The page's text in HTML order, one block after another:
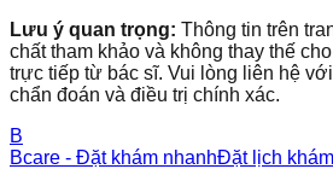
Lưu ý quan trọng: Thông tin trên
chất tham khảo và không thay thế
trực tiếp từ bác sĩ. Vui lòng liên hệ
chẩn đoán và điều trị chính xác.
B
Bcare - Đặt khám nhanhĐặt lịch